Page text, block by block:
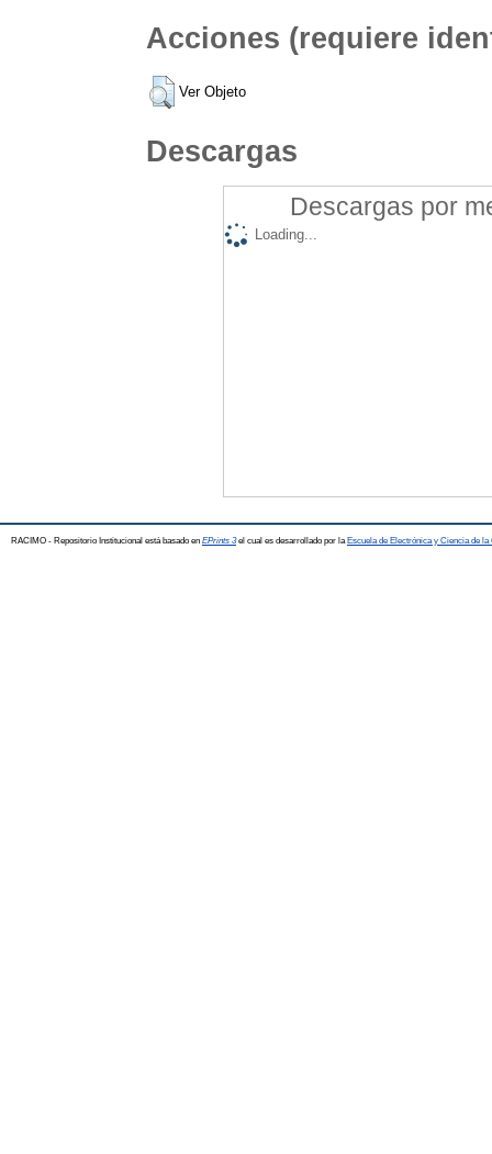
Acciones (requiere
Ver Objeto
Descargas
Descargas por
Loading...
RACIMO - Repositorio Institucional está basado en EPrints 3el cual es desarrollado por la Escuela de Electrónica y Ciencia de la